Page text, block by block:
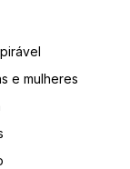
e mulheres